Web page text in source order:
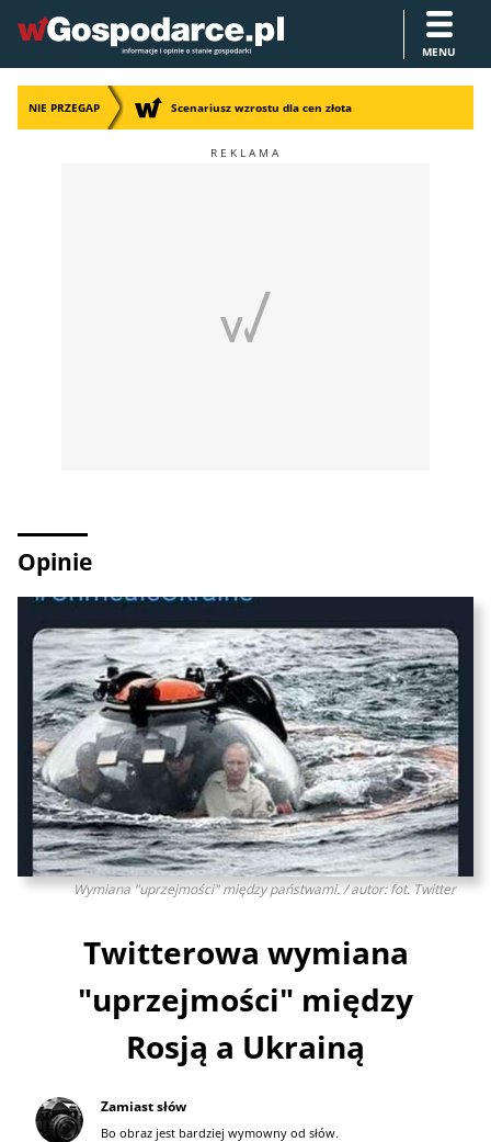
MENU
NIE PRZEGAP Scenariusz wzrostu dla cen złota
Opinie
Wymiana "uprzejmości" między państwami. / autor: fot. Twitter
Twitterowa wymiana
"uprzejmości" między
Rosją a Ukrainą
Zamiast słów
Bo obraz jest bardziej wymowny od słów.